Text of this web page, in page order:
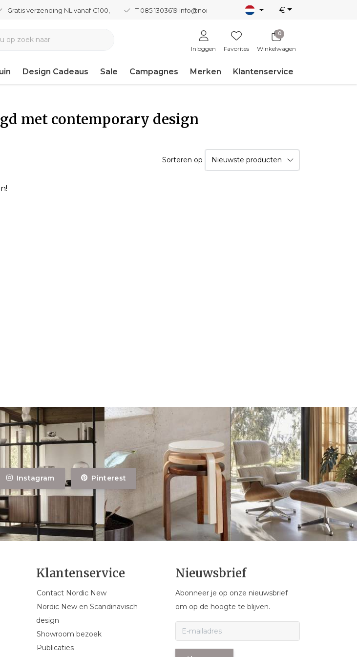
Gratis verzending NL vanaf €100,- T 085 1303619 info@nordicnew.nl €
Inloggen Favorites
0
Winkelwagen
Design Cadeaus Sale Campagnes Merken Klantenservice
met contemporary design
Sorteren op
Instagram Pinterest
Klantenservice
Contact Nordic New
Nordic New en Scandinavisch
design
Showroom bezoek
Publicaties
Nieuwsbrief
Abonneer je op onze nieuwsbrief
om op de hoogte te blijven.